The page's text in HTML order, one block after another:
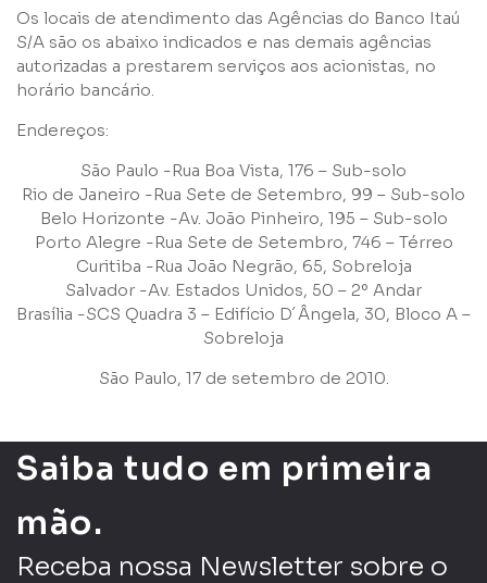
Os locais de atendimento das Agências do Banco Itaú
S/A são os abaixo indicados e nas demais agências
autorizadas a prestarem serviços aos acionistas, no
horário bancário.
Endereços:
São Paulo -Rua Boa Vista, 176 – Sub-solo
Rio de Janeiro -Rua Sete de Setembro, 99 – Sub-solo
Belo Horizonte -Av. João Pinheiro, 195 – Sub-solo
Porto Alegre -Rua Sete de Setembro, 746 – Térreo
Curitiba -Rua João Negrão, 65, Sobreloja
Salvador -Av. Estados Unidos, 50 – 2º Andar
Brasília -SCS Quadra 3 – Edifício D´Ângela, 30, Bloco A –
Sobreloja
São Paulo, 17 de setembro de 2010.
Saiba tudo em primeira
mão.
Receba nossa Newsletter sobre o